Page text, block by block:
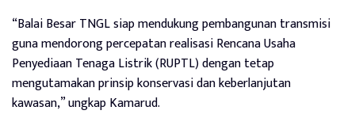
“Balai Besar TNGL siap mendukung pembangunan transmisi
guna mendorong percepatan realisasi Rencana Usaha
Penyediaan Tenaga Listrik (RUPTL) dengan tetap
mengutamakan prinsip konservasi dan keberlanjutan
kawasan,” ungkap Kamarud.